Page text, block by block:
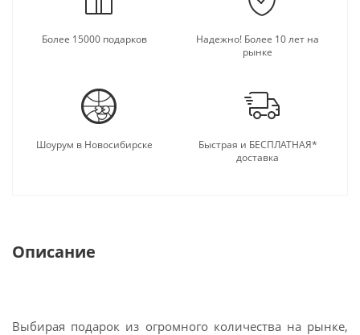
Более 15000 подарков
Надежно! Более 10 лет на
рынке
Шоурум в Новосибирске
Быстрая и БЕСПЛАТНАЯ*
доставка
Описание
Выбирая подарок из огромного количества на рынке,